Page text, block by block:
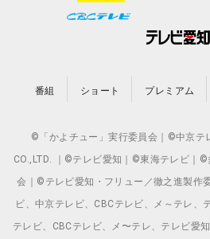
番組 ショート プレミアム
©「かよチュー」実行委員会｜©中京テ
CO.,LTD. ｜©テレビ愛知｜©東海テレビ｜
会｜©テレビ愛知・フリュー／徹之進製作
ビ、中京テレビ、CBCテレビ、メ～テレ、
テレビ、CBCテレビ、メ〜テレ、テレビ